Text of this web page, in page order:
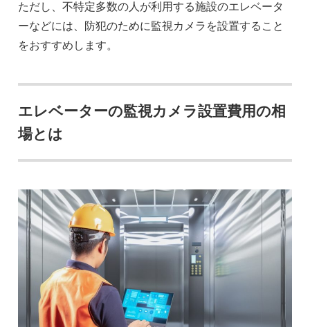
ただし、不特定多数の人が利用する施設のエレベータ
ーなどには、防犯のために監視カメラを設置すること
をおすすめします。
エレベーターの監視カメラ設置費用の相
場とは